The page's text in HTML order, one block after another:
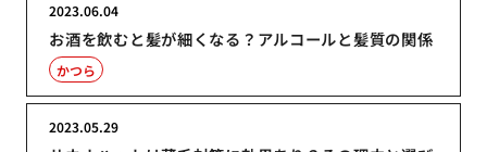
お酒を飲むと髪が細くなる？アルコールと髪質の関係
2023.06.04
かつら
2023.05.29